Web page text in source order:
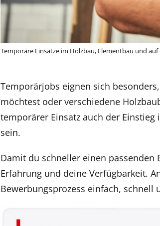
Temporäre Einsätze im Holzbau, Elementbau und
Temporärjobs eignen sich
möchtest oder verschiedene
temporärer Einsatz auch der
sein.
Damit du schneller einen passenden
Erfahrung und deine Verfügbarkeit.
Bewerbungsprozess einfach, schnell